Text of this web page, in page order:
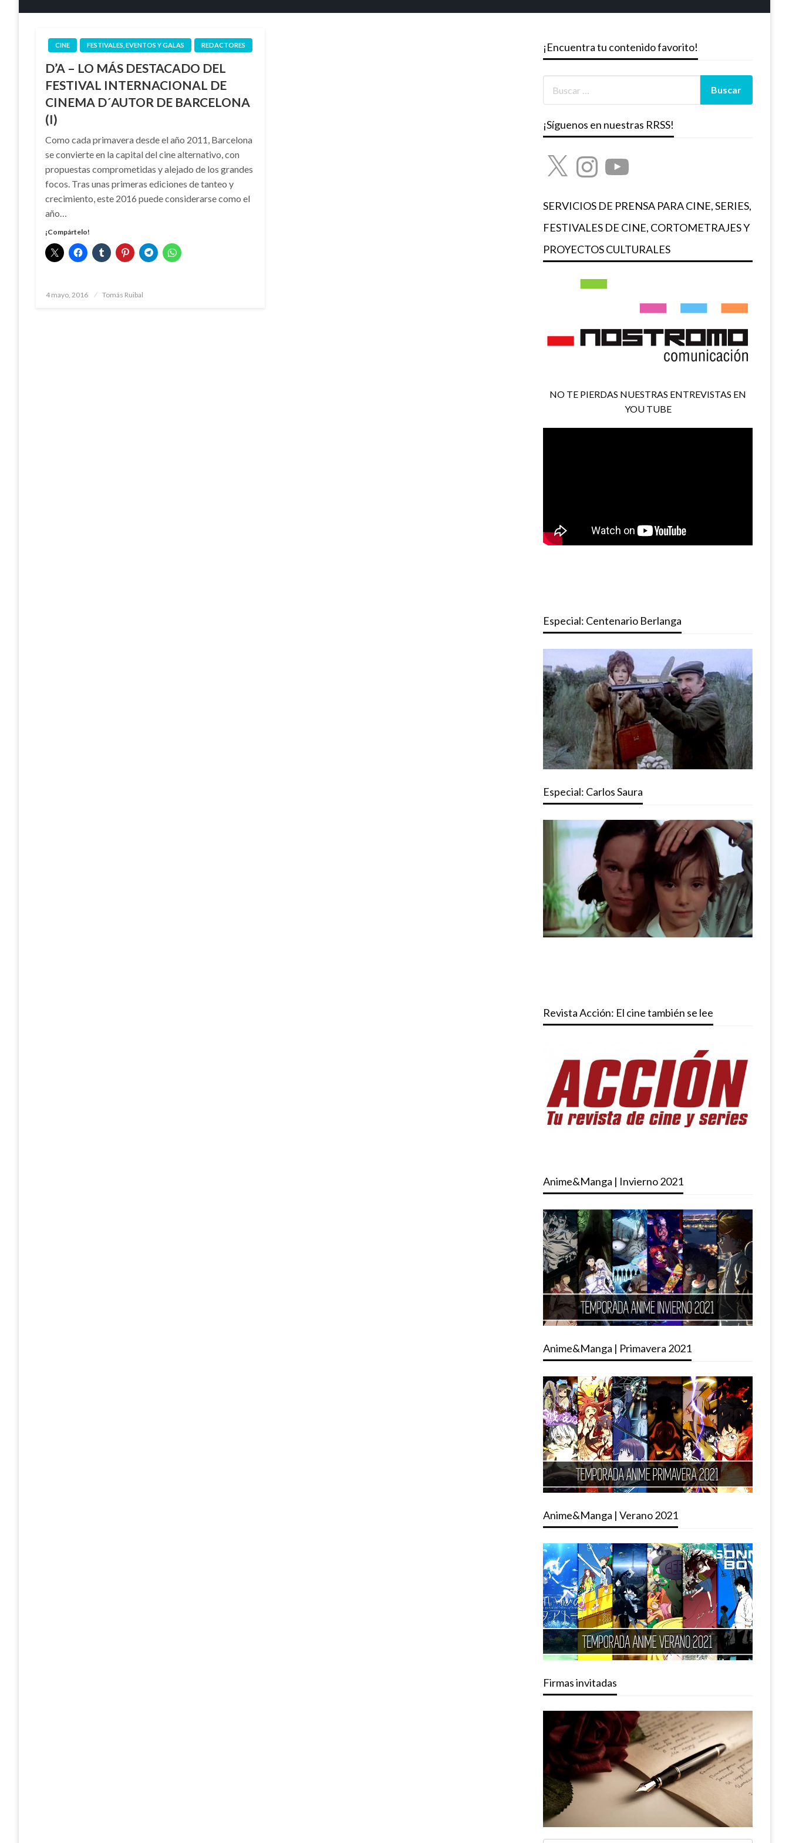
CINE FESTIVALES, EVENTOS Y GALAS REDACTORES
D’A – LO MÁS DESTACADO DEL
FESTIVAL INTERNACIONAL DE
CINEMA D´AUTOR DE BARCELONA
(I)
Como cada primavera desde el año 2011, Barcelona
se convierte en la capital del cine alternativo, con
propuestas comprometidas y alejado de los grandes
focos. Tras unas primeras ediciones de tanteo y
crecimiento, este 2016 puede considerarse como el
año…
¡Compártelo!
Publicado
4 mayo, 2016 Tomás Ruibal
¡Encuentra tu contenido favorito!
¡Síguenos en nuestras RRSS!
X InstagramYouTube
SERVICIOS DE PRENSA PARA CINE, SERIES,
FESTIVALES DE CINE, CORTOMETRAJES Y
PROYECTOS CULTURALES
NO TE PIERDAS NUESTRAS ENTREVISTAS EN
YOU TUBE
Especial: Centenario Berlanga
Especial: Carlos Saura
Revista Acción: El cine también se lee
Anime&Manga | Invierno 2021
Anime&Manga | Primavera 2021
Anime&Manga | Verano 2021
Firmas invitadas